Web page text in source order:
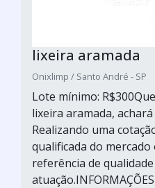
lixeira aramada
Onixlimp / Santo André - SP
Lote mínimo:
lixeira aramada,
Realizando uma
qualificada do
referência de